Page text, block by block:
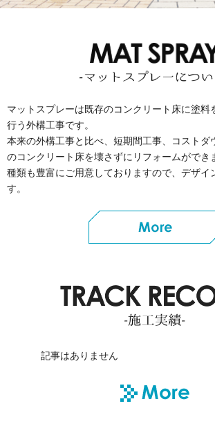
マットスプレーは既存のコンクリート床に塗料
行う外構工事です。
本来の外構工事と比べ、短期間工事、コストダ
のコンクリート床を壊さずにリフォームができ
種類も豊富にご用意しておりますので、 デザイ
す。
記事はありません